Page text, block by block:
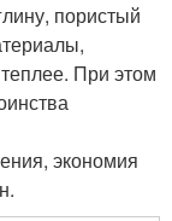
пористый
При этом
экономия